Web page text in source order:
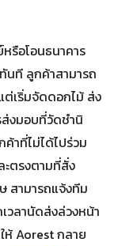
รือโอนธนาคาร
นที ลูกค้าสามารถ
ต่เริ่มจัดดอกไม้ ส่ง
งมอบที่วัดชำนิ
าที่ไม่ได้ไปร่วม
ะตรงตามที่สั่ง
สามารถแจ้งทีม
วลานัดส่งล่วงหน้า
ห้ Aorest กลาย